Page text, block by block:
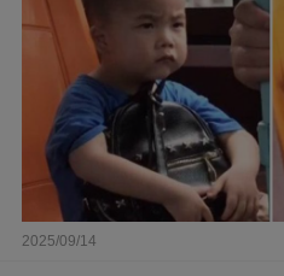
2025/09/14